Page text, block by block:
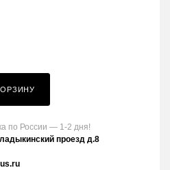
по России — 1-2 дня!
проезд д.8